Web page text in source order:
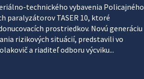
technického vybavenia Policajného
paralyzátorov TASER 10, ktoré
prostriedkov. Novú generáciu
rizikových situácií, predstavili vo
a riaditeľ odboru výcviku...